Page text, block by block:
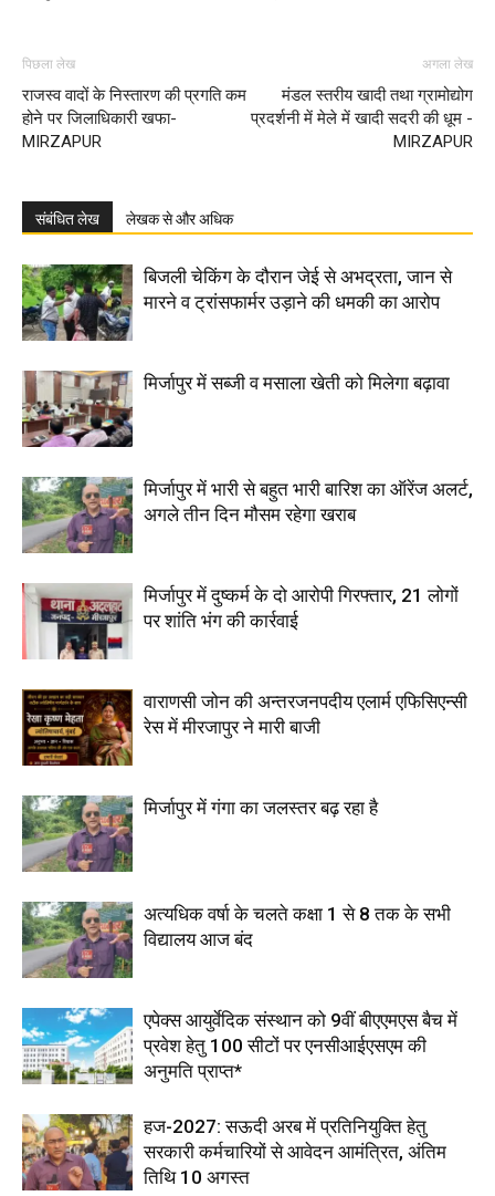
पिछला लेख
राजस्व वादों के निस्तारण की प्रगति कम
होने पर जिलाधिकारी खफा-
MIRZAPUR
अगला लेख
मंडल स्तरीय खादी तथा ग्रामोद्योग
प्रदर्शनी में मेले में खादी सदरी की धूम -
MIRZAPUR
संबंधित लेख लेखक से और अधिक
बिजली चेकिंग के दौरान जेई से अभद्रता, जान से
मारने व ट्रांसफार्मर उड़ाने की धमकी का आरोप
मिर्जापुर में सब्जी व मसाला खेती को मिलेगा बढ़ावा
मिर्जापुर में भारी से बहुत भारी बारिश का ऑरेंज अलर्ट,
अगले तीन दिन मौसम रहेगा खराब
मिर्जापुर में दुष्कर्म के दो आरोपी गिरफ्तार, 21 लोगों
पर शांति भंग की कार्रवाई
वाराणसी जोन की अन्तरजनपदीय एलार्म एफिसिएन्सी
रेस में मीरजापुर ने मारी बाजी
मिर्जापुर में गंगा का जलस्तर बढ़ रहा है
अत्यधिक वर्षा के चलते कक्षा 1 से 8 तक के सभी
विद्यालय आज बंद
एपेक्स आयुर्वेदिक संस्थान को 9वीं बीएएमएस बैच में
प्रवेश हेतु 100 सीटों पर एनसीआईएसएम की
अनुमति प्राप्त*
हज-2027: सऊदी अरब में प्रतिनियुक्ति हेतु
सरकारी कर्मचारियों से आवेदन आमंत्रित, अंतिम
तिथि 10 अगस्त